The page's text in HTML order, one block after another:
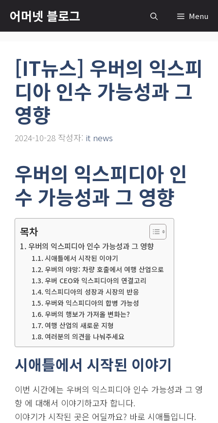
츠
어머넷 블로그 Menu
[IT뉴스] 우버의 익스피
디아 인수 가능성과 그
영향
2024-10-28 작성자: it news
우버의 익스피디아 인
수 가능성과 그 영향
목차
우버의 익스피디아 인수 가능성과 그 영향
시애틀에서 시작된 이야기
우버의 야망: 차량 호출에서 여행 산업으로
우버 CEO와 익스피디아의 연결고리
익스피디아의 성장과 시장의 반응
우버와 익스피디아의 합병 가능성
우버의 행보가 가져올 변화는?
여행 산업의 새로운 지형
여러분의 의견을 나눠주세요
시애틀에서 시작된 이야기
이번 시간에는 우버의 익스피디아 인수 가능성과 그 영
향 에 대해서 이야기하고자 합니다.
이야기가 시작된 곳은 어딜까요? 바로 시애틀입니다.